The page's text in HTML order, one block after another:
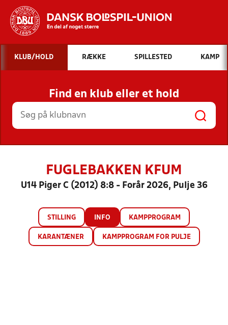
Hvad vil du søge efter?
INDHOLD OG NYHEDER
STILLINGER, RESULTATER, KLUBBER OG
HOLD
KLUB/HOLD RÆKKE SPILLESTED KAMP
Find en klub eller et hold
FUGLEBAKKEN KFUM
U14 Piger C (2012) 8:8 - Forår 2026, Pulje 36
STILLING INFO KAMPPROGRAM
KARANTÆNER KAMPPROGRAM FOR PULJE